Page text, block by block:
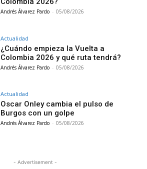
Andrés Álvarez Pardo - 05/08/2026
Actualidad
¿Cuándo empieza la Vuelta a
Colombia 2026 y qué ruta tendrá?
Andrés Álvarez Pardo - 05/08/2026
Actualidad
Oscar Onley cambia el pulso de
Burgos con un golpe
Andrés Álvarez Pardo - 05/08/2026
- Advertisement -